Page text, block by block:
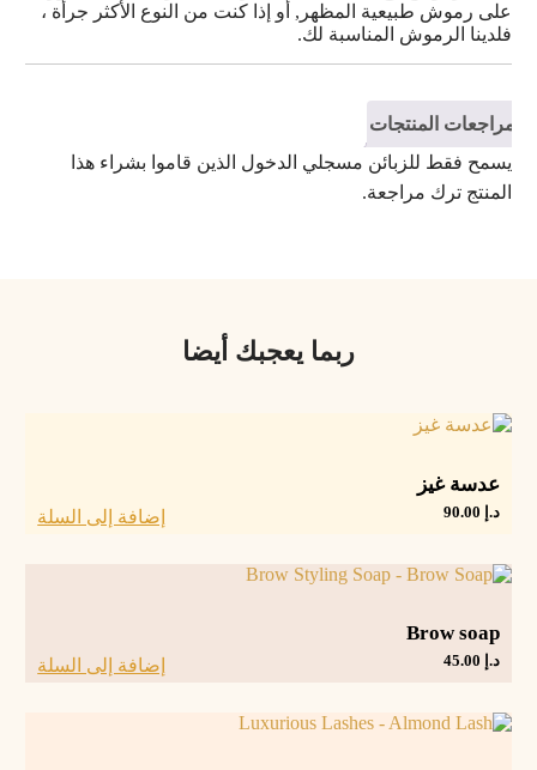
على رموش طبيعية المظهر, أو إذا كنت من النوع الأكثر جرأة ،
فلدينا الرموش المناسبة لك.
مراجعات المنتجات
يسمح فقط للزبائن مسجلي الدخول الذين قاموا بشراء هذا
المنتج ترك مراجعة.
ربما يعجبك أيضا
عدسة غيز
د.إ إضافة إلى السلة
Brow soap
د.إ إضافة إلى السلة